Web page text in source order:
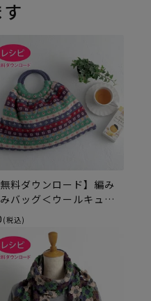
無料ダウンロード】編み
バッグ＜ウールキュー
（レシピ）
(税込)